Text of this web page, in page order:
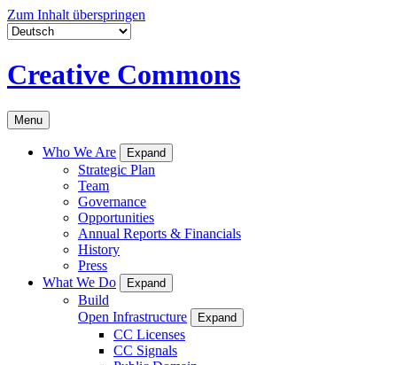
Zum Inhalt überspringen
Creative Commons
Menu
Who We Are Expand
Strategic Plan
Team
Governance
Opportunities
Annual Reports & Financials
History
Press
What We Do
Expand
Build
Open Infrastructure
Expand
CC Licenses
CC Signals